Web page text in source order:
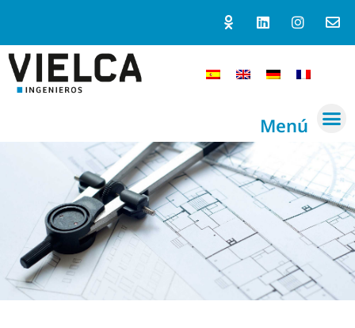
Menú